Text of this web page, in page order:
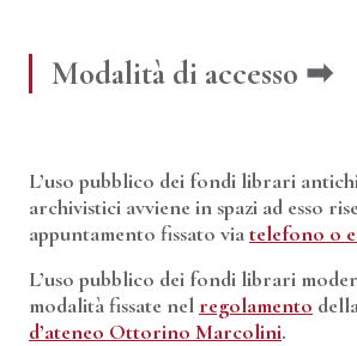
Modalità di accesso ➡
L’uso pubblico dei fondi librari
archivistici avviene in spazi ad esso
appuntamento fissato viatelefono o
L’uso pubblico dei fondi librari
modalità fissate nelregolamento
d’ateneo Ottorino Marcolini.